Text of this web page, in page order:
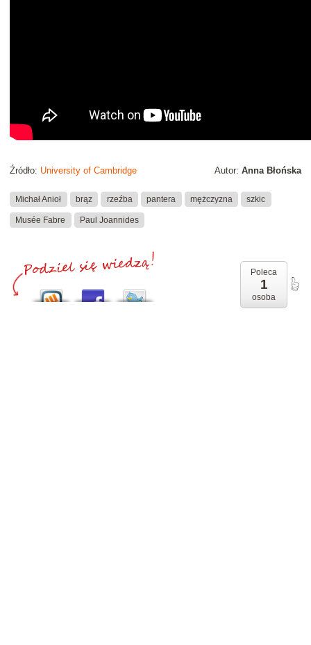
Autor: Anna Błońska
Źródło: University of Cambridge
Michał Anioł brąz rzeźba pantera mężczyzna szkic
Musée Fabre Paul Joannides
Poleca
1
osoba